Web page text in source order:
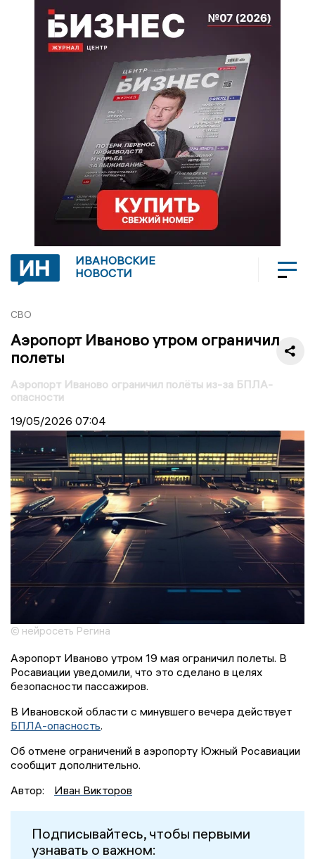
ИВАНОВСКИЕ
НОВОСТИ
СВО
Аэропорт Иваново утром ограничил
полеты
Аэропорт Иваново ограничил полёты из-за БПЛА-
опасности
19/05/2026 07:04
© нейросеть Регина
Аэропорт Иваново утром 19 мая ограничил полеты. В
Росавиации уведомили, что это сделано в целях
безопасности пассажиров.
В Ивановской области с минувшего вечера действует
БПЛА-опасность.
Об отмене ограничений в аэропорту Южный Росавиации
сообщит дополнительно.
Автор:
Иван Викторов
Подписывайтесь, чтобы первыми
узнавать о важном: